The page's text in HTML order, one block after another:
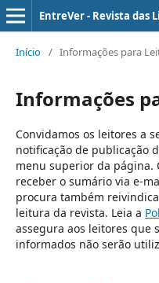
EntreVer - Revista das
Início / Informações para
Informações
Convidamos os leitores a
notificação de publicação
menu superior da
receber o sumário via e-
procura também
leitura da revista. Leia a
assegura aos leitores que
informados não serão